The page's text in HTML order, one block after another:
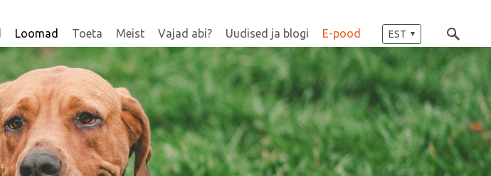
Loomad Toeta Meist Vajad abi? Uudised ja blogi E-pood EST